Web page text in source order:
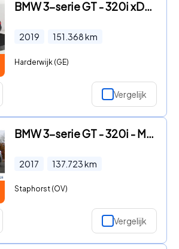
BMW 3-serie GT - 320i xDrive High Executive Edition | Panoramadak | Elec. Tre
2019 151.368km
Harderwijk (GE)
Vergelijk
BMW 3-serie GT - 320i - M Sportpakket|Pano|Trekhaak|HK|Camera|Navi|19"
2017 137.723km
Staphorst (OV)
Vergelijk